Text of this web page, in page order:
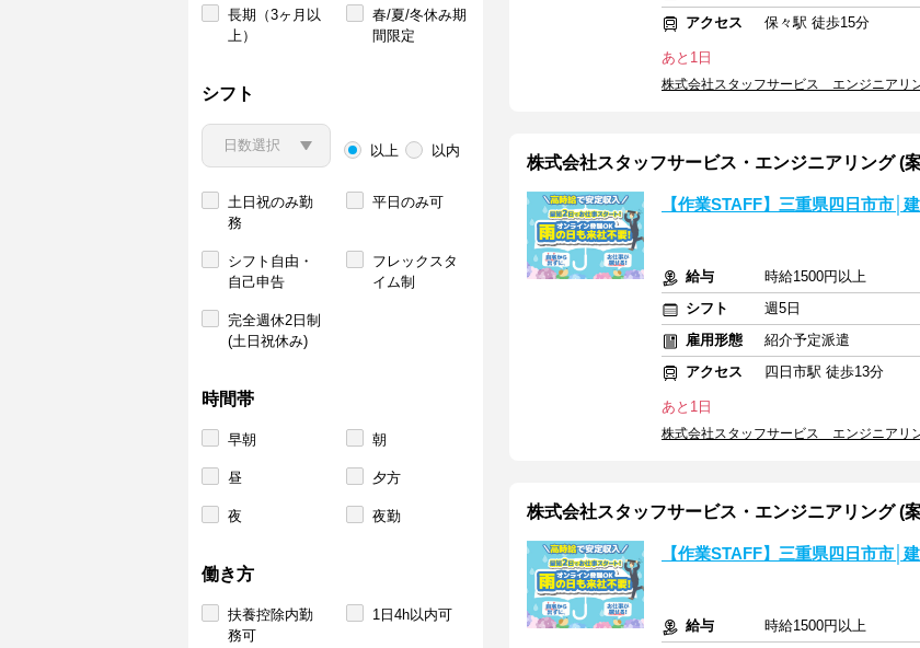
長期（3ヶ月以
上）
春/夏/冬休み期
間限定
シフト
以上 以内
土日祝のみ勤
務
平日のみ可
シフト自由・
自己申告
フレックスタ
イム制
完全週休2日制
(土日祝休み)
時間帯
早朝 朝
昼 夕方
夜 夜勤
働き方
扶養控除内勤
務可
1日4h以内可
アクセス
保々駅 徒歩15分
あと1日
株式会社スタッフサービス エンジニアリ
株式会社スタッフサービス・エンジニアリング (
【作業STAFF】三重県四日市市│
給与
時給1500円以上
シフト
週5日
雇用形態
紹介予定派遣
アクセス
四日市駅 徒歩13分
あと1日
株式会社スタッフサービス エンジニアリ
株式会社スタッフサービス・エンジニアリング (
【作業STAFF】三重県四日市市│
給与
時給1500円以上